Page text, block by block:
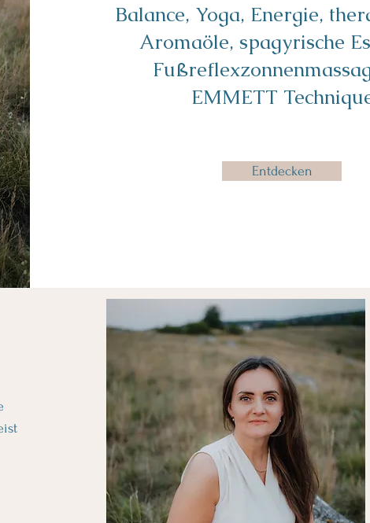
Balance, Yoga, Energie,
Aromaöle, spagyrische
EMMETT
Entdecken